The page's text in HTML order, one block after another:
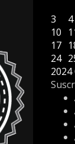
3
4
10
17
24
2024